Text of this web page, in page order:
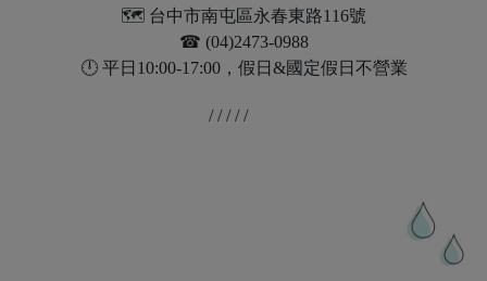
🗺️ 台中市南屯區永春東路116號
☎︎ (04)2473-0988
🕛 平日10:00-17:00，假日&國定假日不營業
/ / / / /